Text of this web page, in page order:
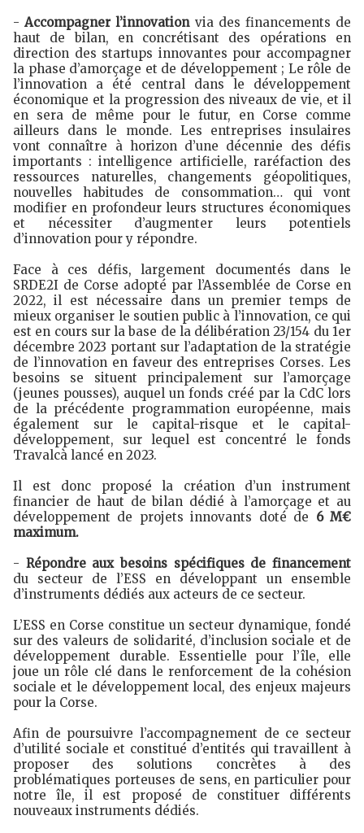
-Accompagner l’innovation via des financements de
haut de bilan, en concrétisant des opérations en
direction des startups innovantes pour accompagner
la phase d’amorçage et de développement ; Le rôle de
l’innovation a été central dans le développement
économique et la progression des niveaux de vie, et il
en sera de même pour le futur, en Corse comme
ailleurs dans le monde. Les entreprises insulaires
vont connaître à horizon d’une décennie des défis
importants : intelligence artificielle, raréfaction des
ressources naturelles, changements géopolitiques,
nouvelles habitudes de consommation… qui vont
modifier en profondeur leurs structures économiques
et nécessiter d’augmenter leurs potentiels
d’innovation pour y répondre.
Face à ces défis, largement documentés dans le
SRDE2I de Corse adopté par l’Assemblée de Corse en
2022, il est nécessaire dans un premier temps de
mieux organiser le soutien public à l’innovation, ce qui
est en cours sur la base de la délibération 23/154 du 1er
décembre 2023 portant sur l’adaptation de la stratégie
de l’innovation en faveur des entreprises Corses. Les
besoins se situent principalement sur l’amorçage
(jeunes pousses), auquel un fonds créé par la CdC lors
de la précédente programmation européenne, mais
également sur le capital-risque et le capital-
développement, sur lequel est concentré le fonds
Travalcà lancé en 2023.
Il est donc proposé la création d’un instrument
financier de haut de bilan dédié à l’amorçage et au
développement de projets innovants doté de 6 M€
maximum.
- Répondre aux besoins spécifiques de financement
du secteur de l’ESS en développant un ensemble
d’instruments dédiés aux acteurs de ce secteur.
L’ESS en Corse constitue un secteur dynamique, fondé
sur des valeurs de solidarité, d’inclusion sociale et de
développement durable. Essentielle pour l’île, elle
joue un rôle clé dans le renforcement de la cohésion
sociale et le développement local, des enjeux majeurs
pour la Corse.
Afin de poursuivre l’accompagnement de ce secteur
d’utilité sociale et constitué d’entités qui travaillent à
proposer des solutions concrètes à des
problématiques porteuses de sens, en particulier pour
notre île, il est proposé de constituer différents
nouveaux instruments dédiés.